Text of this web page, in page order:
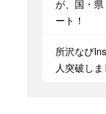
が、国・
ート！
所沢なび
人突破しま